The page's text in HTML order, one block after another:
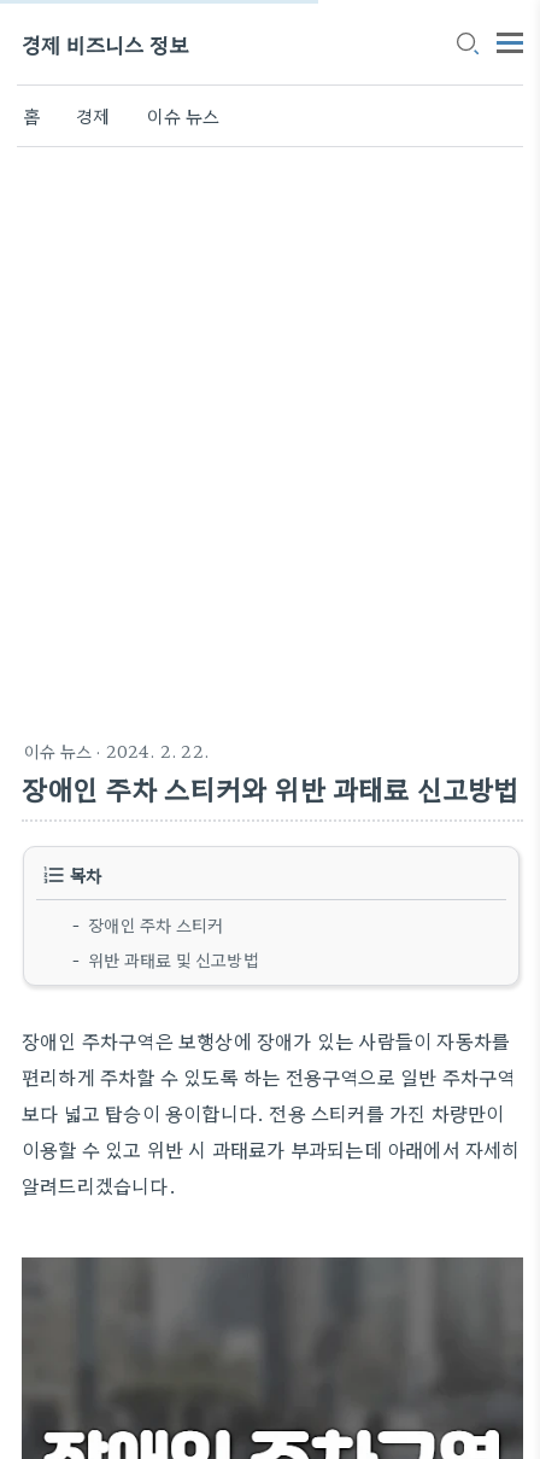
경제 비즈니스 정보
홈 경제 이슈 뉴스
이슈 뉴스 · 2024. 2. 22.
장애인 주차 스티커와 위반 과태료 신고방법
목차
장애인 주차 스티커
위반 과태료 및 신고방법
장애인 주차구역은 보행상에 장애가 있는 사람들이 자동차를
편리하게 주차할 수 있도록 하는 전용구역으로 일반 주차구역
보다 넓고 탑승이 용이합니다. 전용 스티커를 가진 차량만이
이용할 수 있고 위반 시 과태료가 부과되는데 아래에서 자세히
알려드리겠습니다.